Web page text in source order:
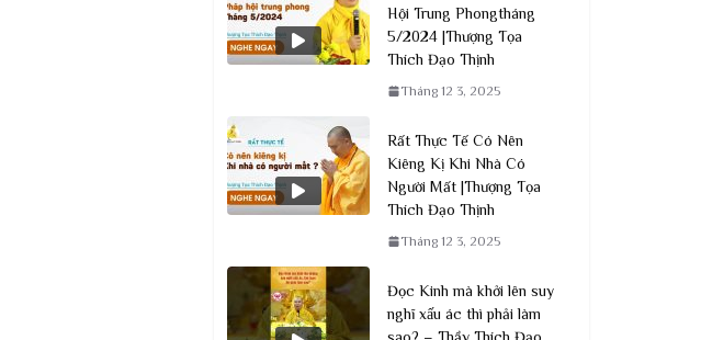
Hội Trung Phongtháng
5/2024 |Thượng Tọa
Thích Đạo Thịnh
Tháng 12 3, 2025
Rất Thực Tế Có Nên
Kiêng Kị Khi Nhà Có
Người Mất |Thượng Tọa
Thích Đạo Thịnh
Tháng 12 3, 2025
Đọc Kinh mà khởi lên suy
nghĩ xấu ác thì phải làm
sao? – Thầy Thích Đạo